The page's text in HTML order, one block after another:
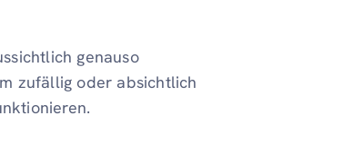
genauso
zufällig oder absichtlich